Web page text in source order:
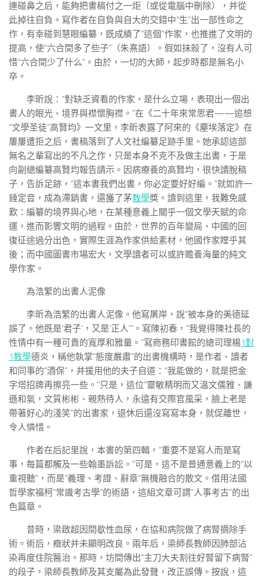
連碰鼻之后，能夠把書稿付之一炬（或從電腦中刪除），并從
此掉往自負。寫作者在自負與自大的交錯中“生”出一部性命之
作，有幸碰到慧眼編纂，既成績了“這個”作家，也推進了文明的
提高，使“六合間多了些子”（朱熹語）。假如抹殺了，沒有人可
惜“六合間少了什么”。由於，一切的大師，起步時都是無名小
卒。
李昕說：“對缺乏資看的作家，是什么立場，表現出一個出
書人的眼光、境界與襟懷胸襟。”在《二十年來常思君——追想
“文學圣徒”高賢均》一文里，李昕表露了阿來的《塵埃落定》在
屢屢遭拒之后，書稿落到了人文社編纂足跡手里。她承認這部
無名之輩寫出的不凡之作，只是本身不克不及做主出書，于是
向副總編纂高賢均報告請示。因病療養的高賢均，很快讀脫稿
子，告訴足跡，“這本書我們出書，你必定要好好編。”就如許一
錘定音，成為滯銷書，還獲了茅教學獎。讀到這里，我難免感
歎：編纂的境界與心地，在某種意義上關乎一個文學天賦的命
運，進而影響文明的過程。由於，世界的百年變局、中國的回
復征途過分出色，實際生涯為作家供給素材，他國作家瞠乎其
後；而中國圖書市場宏大，文學讀者可以或許贍養海量的純文
學作家。
為浩繁的出書人泥像
李昕為浩繁的出書人泥像。他寫屠岸，說“被本身的美德延
誤了。他既是‘君子’，又是‘正人’”。寫陳初春，“我覺得陳社長的
性情中有一種可貴的寬厚和雅量。”寫商務印書館的總司理楊1對
1教學德炎，稱他執掌“態度嚴肅”的出書機構時，是作者、讀者
和同事的“酒保”，并援用他的夫子自道：“我能做的，就是把金
字塔招牌再擦亮一些。”只是，這位“靈敏精明而又溫文儒雅、謙
遜和氣，文質彬彬、親熱待人，永遠有交際官風采，臉上老是
帶著好心的淺笑”的出書家，退休后還沒寫寫本身，就促離世，
令人憐惜。
作者在后記里說，本書的第四輯，“重要不是寫人而是寫
事，每篇都觸及一些翰墨訴訟。”可是，這不是普通意義上的“以
重視聽”，而是“義理、考證、辭章”無機融合的散文。借用法國
哲學家福柯“常識考古學”的術語，這組文章可謂“人事考古”的出
色篇章。
昔時，梁啟超因間歇性血尿，在協和病院做了病腎摘除手
術。術后，癥狀并未顯明改良。兩年后，梁師長教師因肺部沾
染再度住院醫治。那時，坊間傳出“主刀大夫割往好腎留下病腎”
的段子，梁師長教師及其支屬為此發聲，改正誤傳。按說，這